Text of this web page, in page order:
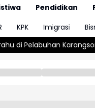
Pendidikan
KPK Imigrasi
Indramayu Ngeriii,